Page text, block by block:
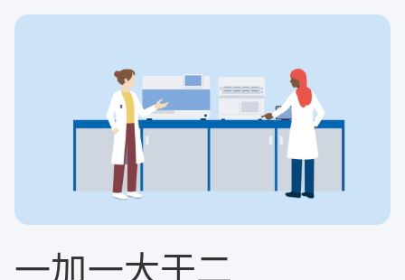
一加一大于二